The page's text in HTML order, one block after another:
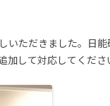
いただきました。日
加して対応してくださ